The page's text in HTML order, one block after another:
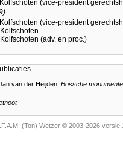
Kolfschoten (vice-president
Kolfschoten (vice-president
(adv. en proc.)
van der Heijden, Bossche
(Ton) Wetzer © 2003-2026 versie